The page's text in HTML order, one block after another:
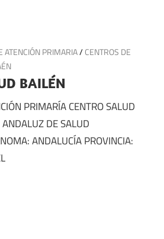
ATENCIÓN PRIMARIA/CENTROS DE
BAILÉN
PRIMARÍA CENTRO SALUD
DE SALUD
ANDALUCÍA PROVINCIA: